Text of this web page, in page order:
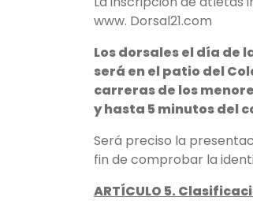
www. Dorsal21.com
Los dorsales el día de
será en el patio del
carreras de los
y hasta 5 minutos del
Será preciso la
fin de comprobar la
ARTÍCULO 5.